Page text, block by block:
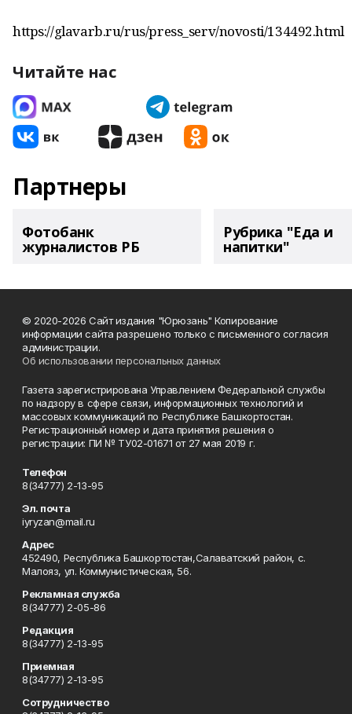
https://glavarb.ru/rus/press_serv/novosti/134492.html
Читайте нас
Партнеры
Фотобанк
журналистов РБ
Рубрика "Еда и
напитки"
© 2020-2026 Сайт издания "Юрюзань" Копирование
информации сайта разрешено только с письменного согласия
администрации.
Об использовании персональных данных
Газета зарегистрирована Управлением Федеральной службы
по надзору в сфере связи, информационных технологий и
массовых коммуникаций по Республике Башкортостан.
Регистрационный номер и дата принятия решения о
регистрации: ПИ № ТУ02-01671 от 27 мая 2019 г.
Телефон
8(34777) 2-13-95
Эл. почта
iyryzan@mail.ru
Адрес
452490, Республика Башкортостан,Салаватский район, с.
Малояз, ул. Коммунистическая, 56.
Рекламная служба
8(34777) 2-05-86
Редакция
8(34777) 2-13-95
Приемная
8(34777) 2-13-95
Сотрудничество